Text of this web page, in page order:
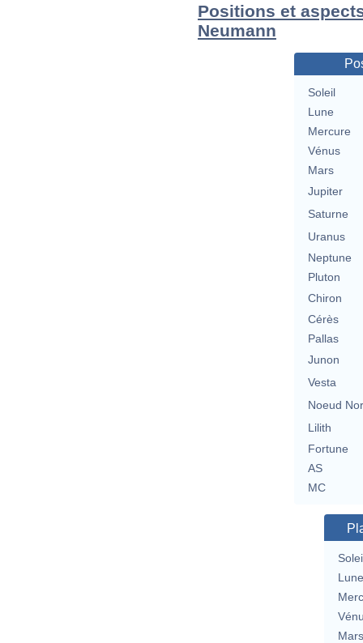
Positions et
Neumann
Soleil
Lune
Mercure
Vénus
Mars
Jupiter
Saturne
Uranus
Neptune
Pluton
Chiron
Cérès
Pallas
Junon
Vesta
Noeud
Lilith
Fortune
AS
MC
Lune
Mars